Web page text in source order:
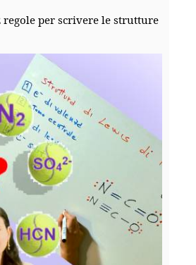
regole per scrivere le strutture